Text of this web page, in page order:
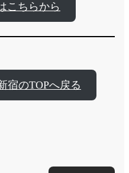
こちらから
宿のTOPへ戻る